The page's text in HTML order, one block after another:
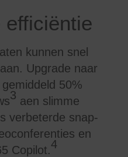
efficiëntie
kunnen snel
Upgrade naar
50%
3 aen slimme
verbeterde snap-
en
Copilot.4